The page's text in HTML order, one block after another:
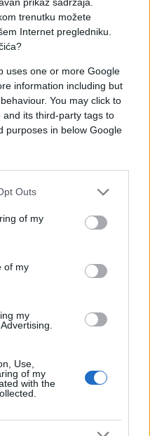
trenutku možete
Internet pregledniku.
uses one or more Google
information including but
You may click to
its third-party tags to
purposes in below Google
Outs
of my
of my
my
Use,
of my
with the
#Čitanje